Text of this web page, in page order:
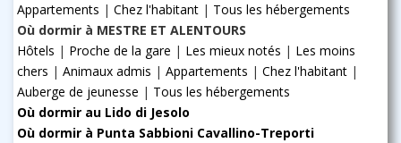
Appartements | Chez l'habitant | Tous les hébergements
Où dormir à MESTRE ET ALENTOURS
Hôtels | Proche de la gare | Les mieux notés | Les moins
chers | Animaux admis | Appartements | Chez l'habitant |
Auberge de jeunesse | Tous les hébergements
Où dormir au Lido di Jesolo
Où dormir à Punta Sabbioni Cavallino-Treporti